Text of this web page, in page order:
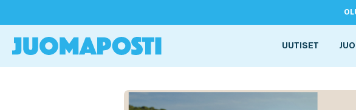
UUTISET